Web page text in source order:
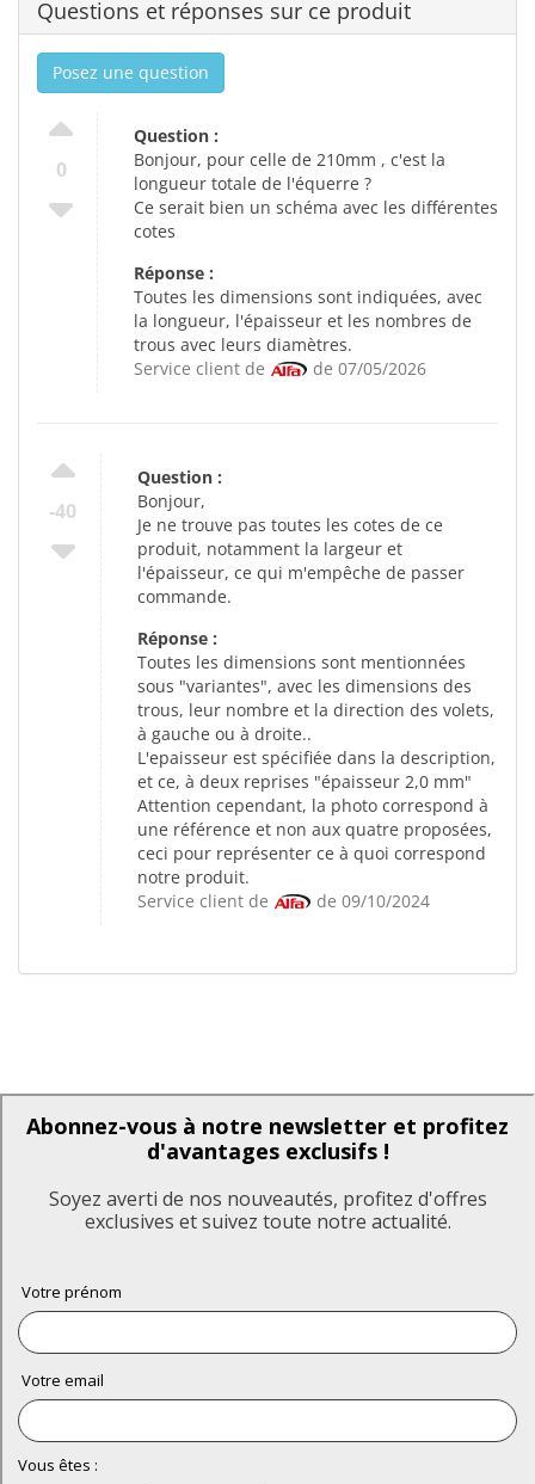
Questions et réponses sur ce produit
Posez une question
0
Question :
Bonjour, pour celle de 210mm , c'est la
longueur totale de l'équerre ?
Ce serait bien un schéma avec les différentes
cotes
Réponse :
Toutes les dimensions sont indiquées, avec
la longueur, l'épaisseur et les nombres de
trous avec leurs diamètres.
Service client de
de 07/05/2026
-40
Question :
Bonjour,
Je ne trouve pas toutes les cotes de ce
produit, notamment la largeur et
l'épaisseur, ce qui m'empêche de passer
commande.
Réponse :
Toutes les dimensions sont mentionnées
sous "variantes", avec les dimensions des
trous, leur nombre et la direction des volets,
à gauche ou à droite..
L'epaisseur est spécifiée dans la description,
et ce, à deux reprises "épaisseur 2,0 mm"
Attention cependant, la photo correspond à
une référence et non aux quatre proposées,
ceci pour représenter ce à quoi correspond
notre produit.
Service client de
de 09/10/2024